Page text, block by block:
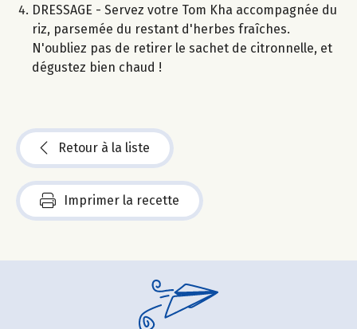
DRESSAGE - Servez votre Tom Kha accompagnée du
riz, parsemée du restant d'herbes fraîches.
N'oubliez pas de retirer le sachet de citronnelle, et
dégustez bien chaud !
Retour à la liste
Imprimer la recette